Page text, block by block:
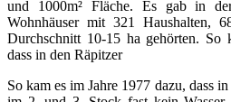
und 1000m² Fläche. Es gab in
Wohnhäuser mit 321 Haushalten,
Durchschnitt 10-15 ha gehörten. So
dass in den Räpitzer
So kam es im Jahre 1977 dazu, dass